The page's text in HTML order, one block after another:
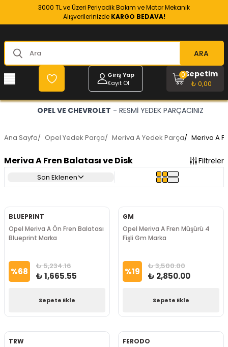
3000 TL ve Üzeri Periyodik Bakım ve Motor Mekanik
Alışverilerinizde KARGO BEDAVA!
ARA
Giriş Yap
Kayıt Ol
Sepetim
₺ 0,00
0
OPEL VE CHEVROLET - RESMİ YEDEK PARÇACINIZ
Ana Sayfa/ Opel Yedek Parça/ Meriva A Yedek Parça/ Meriva A
Meriva A Fren Balatası ve Disk Filtreler
Son Eklenen
BLUEPRINT
Opel Meriva A Ön Fren Balatası
Blueprint Marka
%68 ₺ 5,234.16
₺ 1,665.55
Sepete Ekle
GM
Opel Meriva A Fren Müşürü 4
Fişli Gm Marka
%19 ₺ 3,500.00
₺ 2,850.00
Sepete Ekle
TRW
FERODO